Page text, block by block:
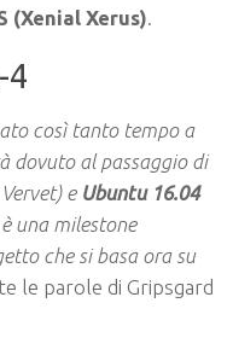
(Xenial Xerus).
4
così tanto tempo a
dovuto al passaggio di
e Ubuntu 16.04
una milestone
che si basa ora su
le parole di Gripsgard